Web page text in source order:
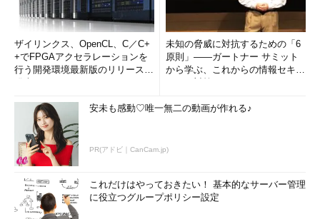
ザイリンクス、OpenCL、C／C+
+でFPGAアクセラレーションを
行う開発環境最新版のリリースを
未知の脅威に対抗するための「6
原則」――ガートナー サミット
から学ぶ、これからの情報セキュ
安未も感動♡唯一無二の動画が作れる♪
PR(アドビ｜CanCam.jp)
これだけはやっておきたい！ 基本的なサーバー管理
に役立つグループポリシー設定